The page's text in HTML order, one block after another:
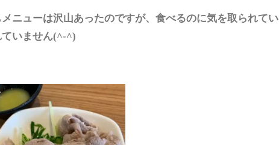
ニューは沢山あったのですが、食べるのに気を取られてい
ていません(^-^)